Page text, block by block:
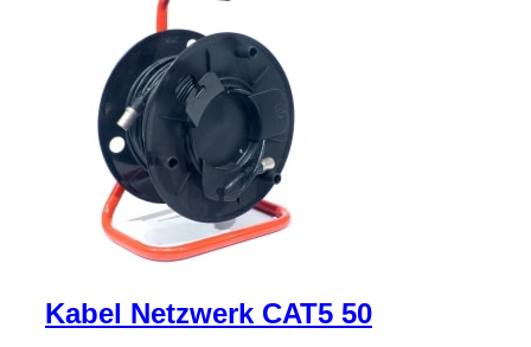
Kabel Netzwerk CAT5 50